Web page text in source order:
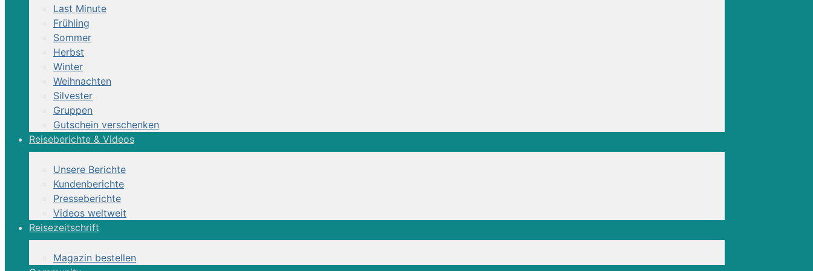
Last Minute
Frühling
Sommer
Herbst
Winter
Weihnachten
Silvester
Gruppen
Gutschein verschenken
Reiseberichte & Videos
Unsere Berichte
Kundenberichte
Presseberichte
Videos weltweit
Reisezeitschrift
Magazin bestellen
tageweise buchbar